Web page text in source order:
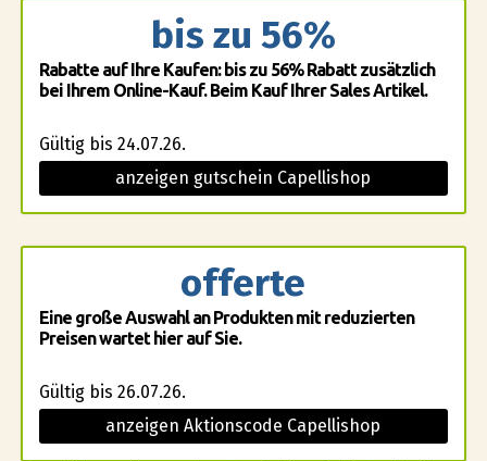
bis zu 56%
Rabatte auf Ihre Kaufen: bis zu 56% Rabatt zusätzlich
bei Ihrem Online-Kauf. Beim Kauf Ihrer Sales Artikel.
Gültig bis 24.07.26.
anzeigen gutschein Capellishop
offerte
Eine große Auswahl an Produkten mit reduzierten
Preisen wartet hier auf Sie.
Gültig bis 26.07.26.
anzeigen Aktionscode Capellishop